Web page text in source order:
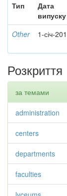
Тип
Дата
випуску
Other 1-січ-
Розкриття
за темами
administration
centers
departments
faculties